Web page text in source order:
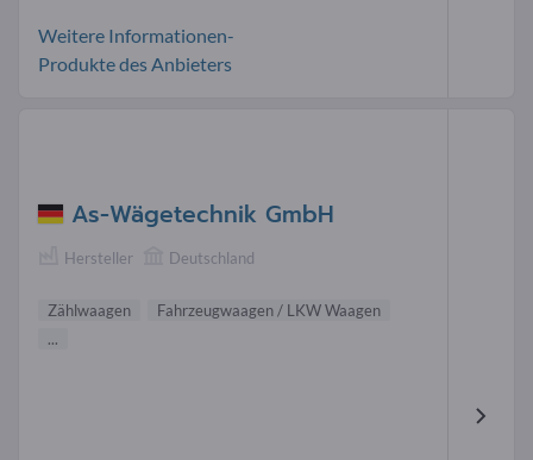
Weitere Informationen-
Produkte des Anbieters
As-Wägetechnik GmbH
Hersteller Deutschland
Zählwaagen
Fahrzeugwaagen / LKW Waagen
...